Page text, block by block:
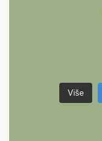
Više